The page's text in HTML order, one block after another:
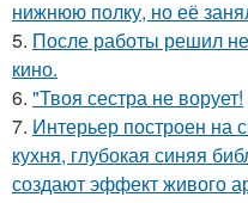
нижнюю полку, но её
5. После работы решил
кино.
6. "Твоя сестра не ворует!
7. Интерьер построен на
кухня, глубокая синяя
создают эффект живого